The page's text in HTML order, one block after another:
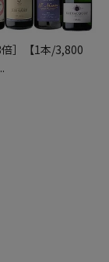
倍］【1本/3,800